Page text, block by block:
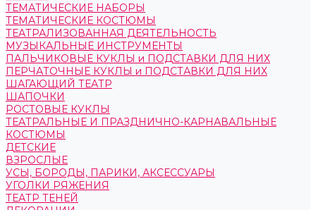
ТЕМАТИЧЕСКИЕ НАБОРЫ
ТЕМАТИЧЕСКИЕ КОСТЮМЫ
ТЕАТРАЛИЗОВАННАЯ ДЕЯТЕЛЬНОСТЬ
МУЗЫКАЛЬНЫЕ ИНСТРУМЕНТЫ
ПАЛЬЧИКОВЫЕ КУКЛЫ и ПОДСТАВКИ ДЛЯ НИХ
ПЕРЧАТОЧНЫЕ КУКЛЫ и ПОДСТАВКИ ДЛЯ НИХ
ШАГАЮЩИЙ ТЕАТР
ШАПОЧКИ
РОСТОВЫЕ КУКЛЫ
ТЕАТРАЛЬНЫЕ И ПРАЗДНИЧНО-КАРНАВАЛЬНЫЕ
КОСТЮМЫ
ДЕТСКИЕ
ВЗРОСЛЫЕ
УСЫ, БОРОДЫ, ПАРИКИ, АКСЕССУАРЫ
УГОЛКИ РЯЖЕНИЯ
ТЕАТР ТЕНЕЙ